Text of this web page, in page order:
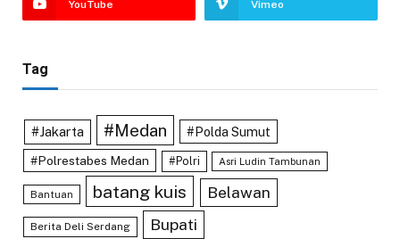
YouTube Vimeo
Tag
#Jakarta #Medan #Polda Sumut
#Polrestabes Medan #Polri Asri Ludin Tambunan
Bantuan batang kuis Belawan
Berita Deli Serdang Bupati